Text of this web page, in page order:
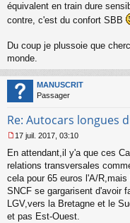
équivalent en train dure
contre, c'est du confort SBB
Du coup je plussoie que
monde.
MANUSCRIT
Passager
Re: Autocars longues
e
s
s
a
g
e
n
17 juil. 2017, 03:10
En attendant,il y'a que ces
relations transversales
cela pour 65 euros l'A/
SNCF se gargarisent d'avoir
LGV,vers la Bretagne et le
et pas Est-Ouest.